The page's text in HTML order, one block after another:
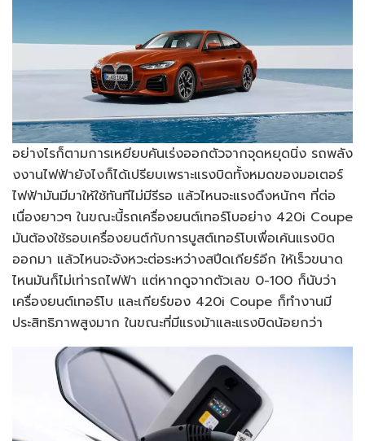
อย่างไรก็ตามการเหยียบคันเร่งออกตัวจากจุดหยุดนิ่ง รถพลัง
งงานไฟฟ้ายังไงก็ได้เปรียบเพราะแรงบิดทั้งหมดของมอเตอร์
ไฟฟ้ามันมีมาให้ใช้ทันทีไม่มีรีรอ แล้วไหนจะแรงดึงหนักๆ ที่ต่อ
เนื่องยาวๆ ในขณะนี้รถเครื่องยนต์เทอร์โบอย่าง 420i Coupe
มันต้องใช้รอบเครื่องยนต์กับการบูสต์เทอร์โบเพื่อเค้นแรงบิด
ออกมา แล้วไหนจะจังหวะต่อระหว่างสปีดเกียร์อีก ให้เร็วขนาด
ไหนมันก็ไม่เท่ารถไฟฟ้า แต่หากดูจากตัวเลข 0-100 ก็นับว่า
เครื่องยนต์เทอร์โบ และเกียร์ของ 420i Coupe ก็ทำงานมี
ประสิทธิภาพสูงมาก ในขณะที่มีแรงม้าและแรงบิดน้อยกว่า